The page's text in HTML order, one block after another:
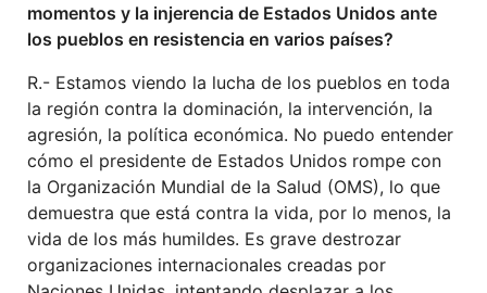
momentos y la injerencia de Estados Unidos ante
los pueblos en resistencia en varios países?
R.- Estamos viendo la lucha de los pueblos en toda
la región contra la dominación, la intervención, la
agresión, la política económica. No puedo entender
cómo el presidente de Estados Unidos rompe con
la Organización Mundial de la Salud (OMS), lo que
demuestra que está contra la vida, por lo menos, la
vida de los más humildes. Es grave destrozar
organizaciones internacionales creadas por